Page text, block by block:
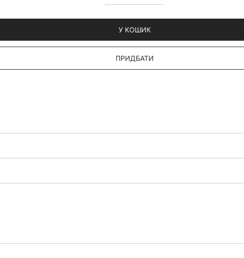
У КОШИК
ПРИДБАТИ